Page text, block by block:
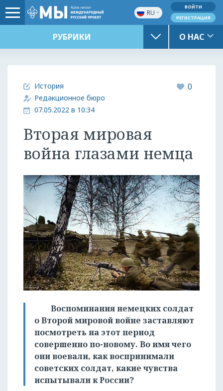
RU
ВОЙТИ
РЕГИСТРАЦИЯ
РУБРИКИ О НАС
История
Редакционное бюро
07.05.2022 в 10:34
0
Вторая мировая
война глазами немца
Воспоминания немецких солдат
о Второй мировой войне заставляют
посмотреть на этот период
совершенно по-новому. Во имя чего
они воевали, как воспринимали
советских солдат, какие чувства
испытывали к России?